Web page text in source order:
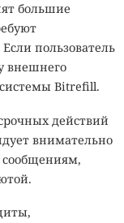
большие
пользователь
внешнего
Bitrefill.
действий
внимательно